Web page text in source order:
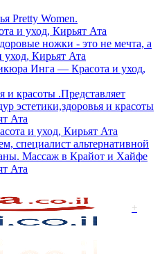
Pretty Women.
и уход, Кирьят Ата
ножки - это не мечта, а
уход, Кирьят Ата
Инга — Красота и уход,
и красоты .Представляет
эстетики,здоровья и красоты
Ата
и уход, Кирьят Ата
специалист альтернативной
Массаж в Крайот и Хайфе
Ата
+